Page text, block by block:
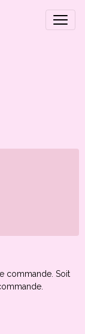
commande. Soit